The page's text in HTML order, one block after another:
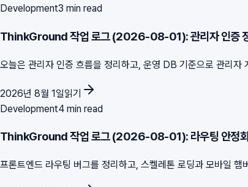
Development3 min read
ThinkGround 작업 로그 (2026-08-01): 관리자 인증 정
오늘은 관리자 인증 흐름을 정리하고, 운영 DB 기준으로 관리
2026년 8월 1일읽기
Development4 min read
ThinkGround 작업 로그 (2026-08-01): 라우팅 안정화,
프론트엔드 라우팅 버그를 정리하고, 스켈레톤 로딩과 모바일